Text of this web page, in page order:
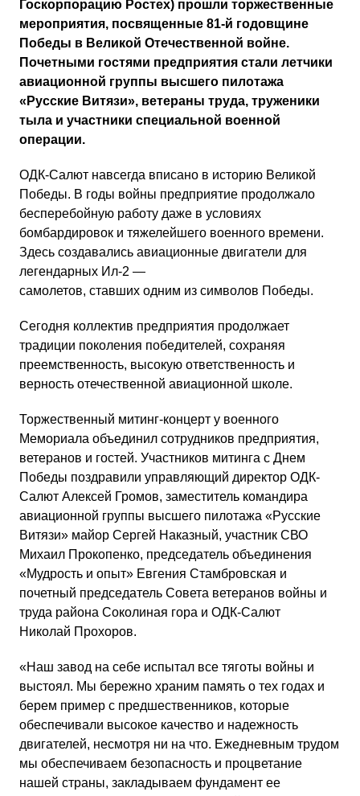
Госкорпорацию Ростех) прошли торжественные
мероприятия, посвященные 81-й годовщине
Победы в Великой Отечественной войне.
Почетными гостями предприятия стали летчики
авиационной группы высшего пилотажа
«Русские Витязи», ветераны труда, труженики
тыла и участники специальной военной
операции.
ОДК-Салют навсегда вписано в историю Великой
Победы. В годы войны предприятие продолжало
бесперебойную работу даже в условиях
бомбардировок и тяжелейшего военного времени.
Здесь создавались авиационные двигатели для
легендарных Ил-2 —
самолетов, ставших одним из символов Победы.
Сегодня коллектив предприятия продолжает
традиции поколения победителей, сохраняя
преемственность, высокую ответственность и
верность отечественной авиационной школе.
Торжественный митинг-концерт у военного
Мемориала объединил сотрудников предприятия,
ветеранов и гостей. Участников митинга с Днем
Победы поздравили управляющий директор ОДК-
Салют Алексей Громов, заместитель командира
авиационной группы высшего пилотажа «Русские
Витязи» майор Сергей Наказный, участник СВО
Михаил Прокопенко, председатель объединения
«Мудрость и опыт» Евгения Стамбровская и
почетный председатель Совета ветеранов войны и
труда района Соколиная гора и ОДК-Салют
Николай Прохоров.
«Наш завод на себе испытал все тяготы войны и
выстоял. Мы бережно храним память о тех годах и
берем пример с предшественников, которые
обеспечивали высокое качество и надежность
двигателей, несмотря ни на что. Ежедневным трудом
мы обеспечиваем безопасность и процветание
нашей страны, закладываем фундамент ее